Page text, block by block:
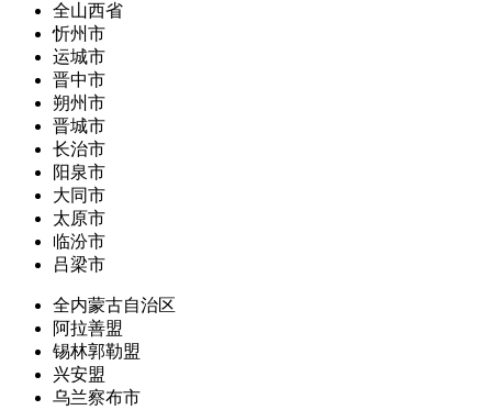
全山西省
忻州市
运城市
晋中市
朔州市
晋城市
长治市
阳泉市
大同市
太原市
临汾市
吕梁市
全内蒙古自治区
阿拉善盟
锡林郭勒盟
兴安盟
乌兰察布市